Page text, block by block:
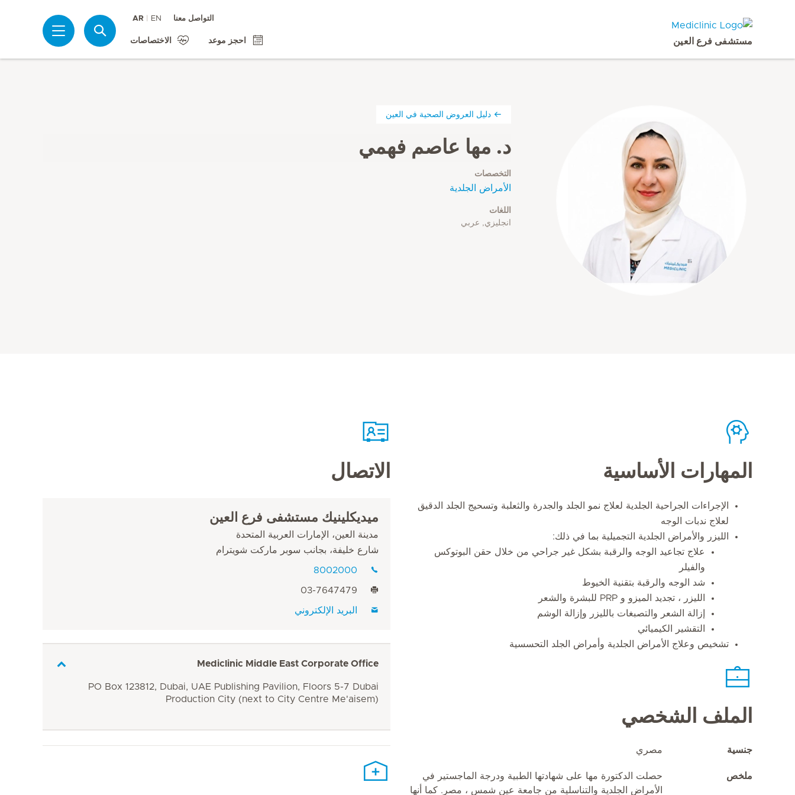
مستشفى فرع العين
التواصل معنا EN
AR
احجز موعد الاختصاصات
دليل العروض الصحية في العين
د. مها عاصم فهمي
التخصصات
الأمراض الجلدية
اللغات
انجليزي, عربي
المهارات الأساسية
الإجراءات الجراحية الجلدية لعلاج نمو الجلد والجدرة والثعلبة وتسحيج الجلد الدقيق
لعلاج ندبات الوجه
الليزر والأمراض الجلدية التجميلية بما في ذلك:
علاج تجاعيد الوجه والرقبة بشكل غير جراحي من خلال حقن البوتوكس
والفيلر
شد الوجه والرقبة بتقنية الخيوط
الليزر ، تجديد الميزو و PRP للبشرة والشعر
إزالة الشعر والتصبغات بالليزر وإزالة الوشم
التقشير الكيميائي
تشخيص وعلاج الأمراض الجلدية وأمراض الجلد التحسسية
الملف الشخصي
جنسية مصري
ملخص
حصلت الدكتورة مها على شهادتها الطبية ودرجة الماجستير في
الأمراض الجلدية والتناسلية من جامعة عين شمس ، مصر. كما أنها
الاتصال
ميديكلينيك مستشفى فرع العين
مدينة العين، الإمارات العربية المتحدة
شارع خليفة، بجانب سوبر ماركت شويترام
8002000
03-7647479
البريد الإلكتروني
Mediclinic Middle East Corporate Office
PO Box 123812, Dubai, UAE Publishing Pavilion, Floors 5-7 Dubai
Production City (next to City Centre Me'aisem)